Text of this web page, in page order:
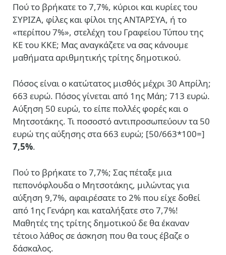
Πού το βρήκατε το 7,7%, κύριοι και κυρίες του
ΣΥΡΙΖΑ, φίλες και φίλοι της ΑΝΤΑΡΣΥΑ, ή το
«περίπου 7%», στελέχη του Γραφείου Τύπου της
ΚΕ του ΚΚΕ; Μας αναγκάζετε να σας κάνουμε
μαθήματα αριθμητικής τρίτης δημοτικού.
Πόσος είναι ο κατώτατος μισθός μέχρι 30 Απρίλη;
663 ευρώ. Πόσος γίνεται από 1ης Μάη; 713 ευρώ.
Αύξηση 50 ευρώ, το είπε πολλές φορές και ο
Μητσοτάκης. Τι ποσοστό αντιπροσωπεύουν τα 50
ευρώ της αύξησης στα 663 ευρώ; [50/663*100=]
7,5%.
Πού το βρήκατε το 7,7%; Σας πέταξε μια
πεπονόφλουδα ο Μητσοτάκης, μιλώντας για
αύξηση 9,7%, αφαιρέσατε το 2% που είχε δοθεί
από 1ης Γενάρη και καταλήξατε στο 7,7%!
Μαθητές της τρίτης δημοτικού δε θα έκαναν
τέτοιο λάθος σε άσκηση που θα τους έβαζε ο
δάσκαλος.